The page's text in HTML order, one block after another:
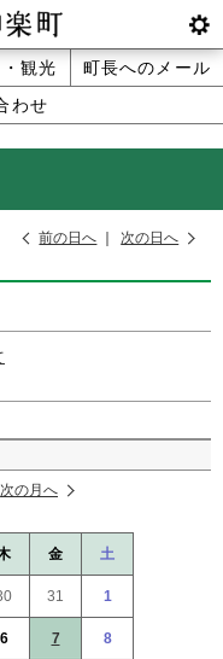
btnS
ettin
観光
町長へのメール
わせ
前の日へ 次の日へ
次の月へ
金 土
31 1
6 7 8